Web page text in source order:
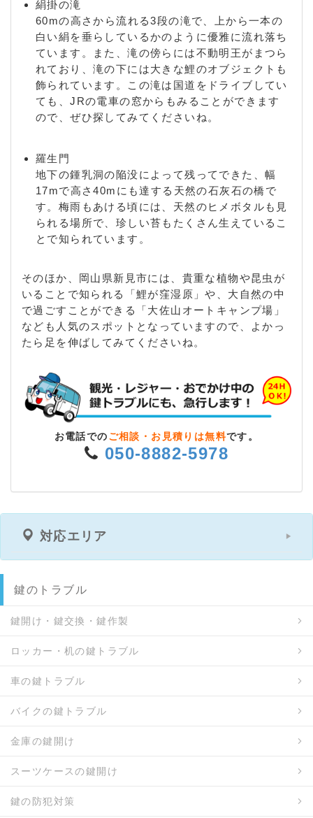
絹掛の滝
60mの高さから流れる3段の滝で、上から一本の
白い絹を垂らしているかのように優雅に流れ落ち
ています。また、滝の傍らには不動明王がまつら
れており、滝の下には大きな鯉のオブジェクトも
飾られています。この滝は国道をドライブしてい
ても、JRの電車の窓からもみることができます
ので、ぜひ探してみてくださいね。
羅生門
地下の鍾乳洞の陥没によって残ってできた、幅
17mで高さ40mにも達する天然の石灰石の橋で
す。梅雨もあける頃には、天然のヒメボタルも見
られる場所で、珍しい苔もたくさん生えているこ
とで知られています。
そのほか、岡山県新見市には、貴重な植物や昆虫が
いることで知られる「鯉が窪湿原」や、大自然の中
で過ごすことができる「大佐山オートキャンプ場」
なども人気のスポットとなっていますので、よかっ
たら足を伸ばしてみてくださいね。
お電話での ご相談・お見積りは無料です。
050-8882-5978
対応エリア
鍵のトラブル
鍵開け・鍵交換・鍵作製
ロッカー・机の鍵トラブル
車の鍵トラブル
バイクの鍵トラブル
金庫の鍵開け
スーツケースの鍵開け
鍵の防犯対策